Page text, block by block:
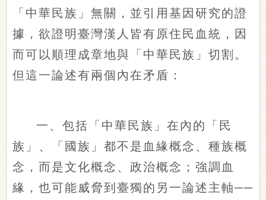
「中華民族」無關，並引用基因研究的證
據，欲證明臺灣漢人皆有原住民血統，因
而可以順理成章地與「中華民族」切割。
但這一論述有兩個內在矛盾：
一、包括「中華民族」在內的「民
族」、「國族」都不是血緣概念、種族概
念，而是文化概念、政治概念；強調血
緣，也可能威脅到臺獨的另一論述主軸──